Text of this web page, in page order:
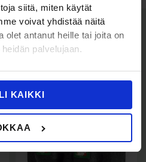
siitä, miten käytät
voivat yhdistää näitä
olet antanut heille tai joita on
palvelujaan.
KAIKKI